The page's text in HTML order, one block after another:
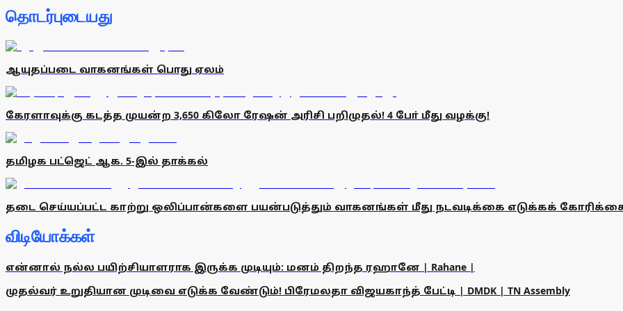
தொடர்புடையது
ஆயுதப்படை வாகனங்கள் பொது ஏலம்
கேரளாவுக்கு கடத்த முயன்ற 3,650 கிலோ ரேஷன் அரிசி பறிமுதல்! 4 போ் மீது வழக்கு!
தமிழக பட்ஜெட் ஆக. 5-இல் தாக்கல்
தடை செய்யப்பட்ட காற்று ஒலிப்பான்களை பயன்படுத்தும் வாகனங்கள் மீது நடவடிக்கை எடுக்கக்
விடியோக்கள்
என்னால் நல்ல பயிற்சியாளராக இருக்க முடியும்: மனம் திறந்த ரஹானே | Rahane |
முதல்வர் உறுதியான முடிவை எடுக்க வேண்டும்! பிரேமலதா விஜயகாந்த் பேட்டி | DMDK | TN Assembly